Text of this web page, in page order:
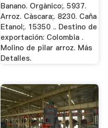
Banano. Orgànico;. 5937.
Arroz. Càscara;. 8230. Caña
Etanol;. 15350 .. Destino de
exportación: Colombia .
Molino de pilar arroz. Más
Detalles.